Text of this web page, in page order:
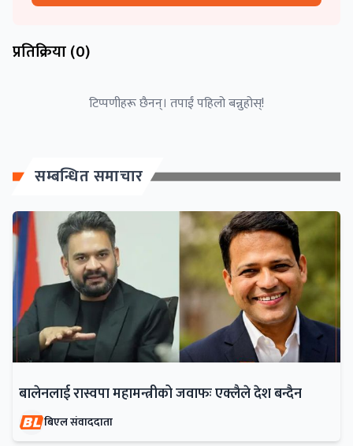
प्रतिक्रिया (0)
टिप्पणीहरू छैनन्। तपाईं पहिलो बन्नुहोस्!
सम्बन्धित समाचार
बालेनलाई रास्वपा महामन्त्रीको जवाफः एक्लैले देश बन्दैन
बिएल संवाददाता